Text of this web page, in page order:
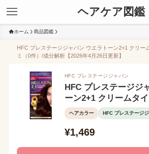
ヘアケア図鑑
ホーム 商品図鑑
HFC プレステージジャパン ウエラトーン2+1 クリー
ミ（0件）/成分解析【2026年4月26日更新】
HFC プレステージジャパン
HFC プレステージジ
ーン2+1 クリームタ
ヘアカラー HFC プレステージ
¥1,469